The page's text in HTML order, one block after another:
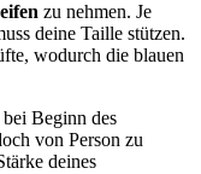
zu nehmen. Je
deine Taille stützen.
wodurch die blauen
Beginn des
von Person zu
deines